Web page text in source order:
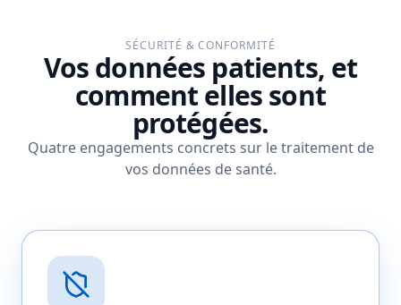
SÉCURITÉ & CONFORMITÉ
Vos données patients, et
comment elles sont
protégées.
Quatre engagements concrets sur le traitement de
vos données de santé.